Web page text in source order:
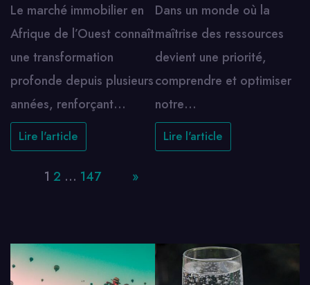
Le marché immobilier en
Afrique de l’Ouest connaît
une transformation
profonde depuis plusieurs
années, renforçant…
Lire l'article
Dans un monde où la
maîtrise des ressources
devient une priorité,
comprendre et optimiser
notre…
Lire l'article
1 2 … 147 »